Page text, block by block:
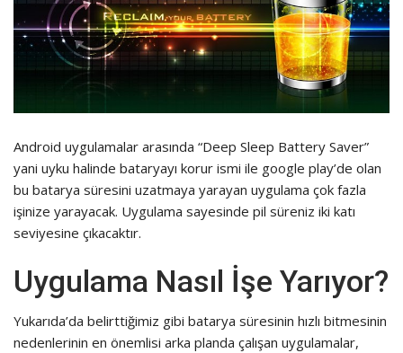
Android uygulamalar arasında “Deep Sleep Battery Saver”
yani uyku halinde bataryayı korur ismi ile google play’de olan
bu batarya süresini uzatmaya yarayan uygulama çok fazla
işinize yarayacak. Uygulama sayesinde pil süreniz iki katı
seviyesine çıkacaktır.
Uygulama Nasıl İşe Yarıyor?
Yukarıda’da belirttiğimiz gibi batarya süresinin hızlı bitmesinin
nedenlerinin en önemlisi arka planda çalışan uygulamalar,